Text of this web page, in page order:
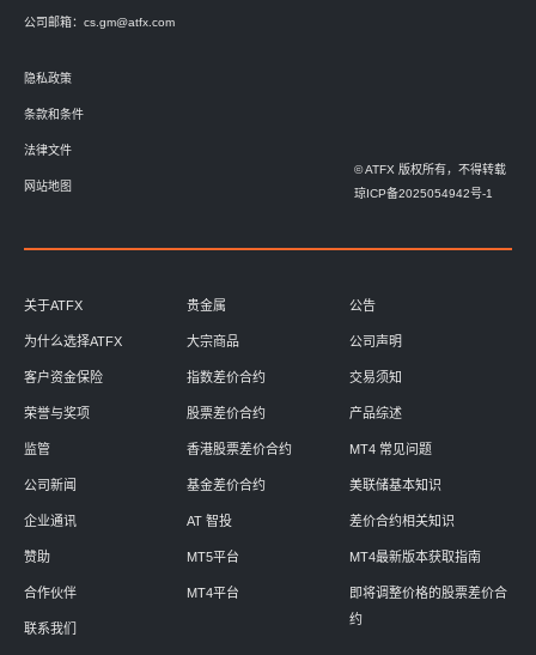
公司邮箱： cs.gm@atfx.com
隐私政策
条款和条件
法律文件
网站地图
© ATFX 版权所有，不得转载
琼ICP备2025054942号-1
关于ATFX
为什么选择ATFX
客户资金保险
荣誉与奖项
监管
公司新闻
企业通讯
赞助
合作伙伴
联系我们
贵金属
大宗商品
指数差价合约
股票差价合约
香港股票差价合约
基金差价合约
AT 智投
MT5平台
MT4平台
公告
公司声明
交易须知
产品综述
MT4 常见问题
美联储基本知识
差价合约相关知识
MT4最新版本获取指南
即将调整价格的股票差价合
约